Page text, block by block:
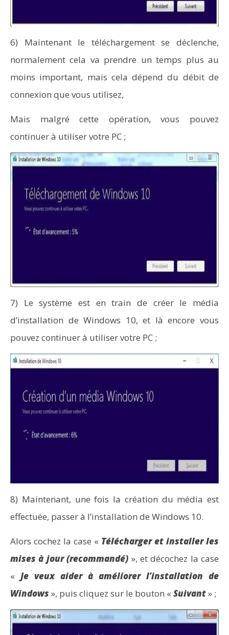
6) Maintenant le téléchargement se déclenche,
normalement cela va prendre un temps plus au
moins important, mais cela dépend du débit de
connexion que vous utilisez,
Mais malgré cette opération, vous pouvez
continuer à utiliser votre PC ;
7) Le système est en train de créer le média
d’installation de Windows 10, et là encore vous
pouvez continuer à utiliser votre PC ;
8) Maintenant, une fois la création du média est
effectuée, passer à l’installation de Windows 10.
Alors cochez la case « Télécharger et installer les
mises à jour (recommandé) », et décochez la case
« Je veux aider à améliorer l’installation de
Windows », puis cliquez sur le bouton « Suivant» ;